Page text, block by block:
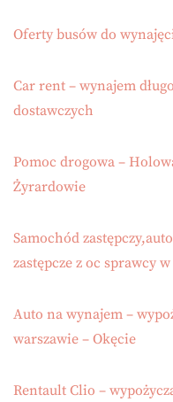
Oferty busów do
Car rent – wynajem
dostawczych
Pomoc drogowa –
Żyrardowie
Samochód
zastępcze z oc sprawcy
Auto na wynajem –
warszawie – Okęcie
Rentault Clio –